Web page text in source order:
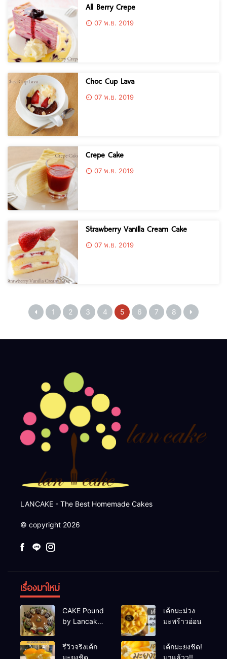
All Berry Crepe
07 พ.ย. 2019
Choc Cup Lava
07 พ.ย. 2019
Crepe Cake
07 พ.ย. 2019
Strawberry Vanilla Cream Cake
07 พ.ย. 2019
1 2 3 4 5 6 7 8
LANCAKE - The Best Homemade Cakes
© copyright 2026
เรื่องมาใหม่
CAKE Pound
by Lancake
เค้กมะม่วง
มะพร้าวอ่อน
รีวิวจริงเค้ก
มะยงชิด
เค้กมะยงชิด!
มาแล้วว!!